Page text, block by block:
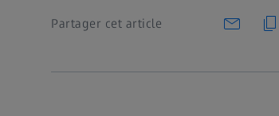
Partager cet article